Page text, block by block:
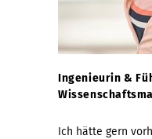
Ingenieurin &
Ich hätte gern